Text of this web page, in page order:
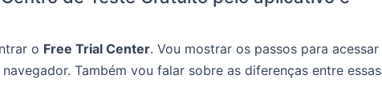
o Free Trial Center. Vou mostrar os passos para acessar
Também vou falar sobre as diferenças entre essas